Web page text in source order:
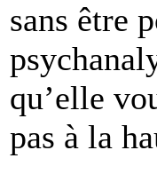
sans être
qu’elle
pas à la